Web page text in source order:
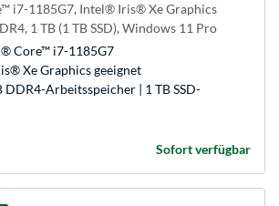
i7-1185G7, Intel® Iris® Xe Graphics
1 TB (1 TB SSD), Windows 11 Pro
Core™ i7-1185G7
Xe Graphics geeignet
DDR4-Arbeitsspeicher | 1 TB SSD-
Sofort verfügbar